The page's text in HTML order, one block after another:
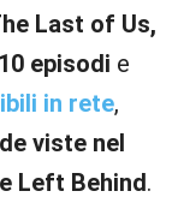
Last of Us,
episodi e
in rete,
viste nel
Left Behind.